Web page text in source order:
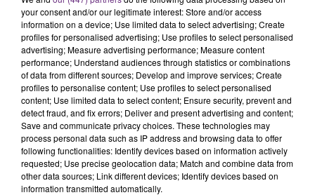
rémois. Le magasin JouéClub est contraint de
fermer ses portes.
TITRES DIFFUSÉS
14h47
14h47 14h44
14h44
your consent and/or our legitimate interest: Store and/or access
information on a device; Use limited data to select advertising; Create
profiles for personalised advertising; Use profiles to select personalised
advertising; Measure advertising performance; Measure content
performance; Understand audiences through statistics or combinations
of data from different sources; Develop and improve services; Create
profiles to personalise content; Use profiles to select personalised
content; Use limited data to select content; Ensure security, prevent and
detect fraud, and fix errors; Deliver and present advertising and content;
Save and communicate privacy choices. These technologies may
process personal data such as IP address and browsing data to offer
following functionalities: Identify devices based on information actively
requested; Use precise geolocation data; Match and combine data from
other data sources; Link different devices; Identify devices based on
information transmitted automatically.